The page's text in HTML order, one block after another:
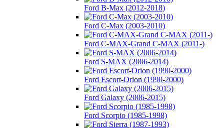
Ford B-Max (2012-2018)
Ford C-Max (2003-2010)
Ford C-MAX-Grand C-MAX (2011-)
Ford S-MAX (2006-2014)
Ford Escort-Orion (1990-2000)
Ford Galaxy (2006-2015)
Ford Scorpio (1985-1998)